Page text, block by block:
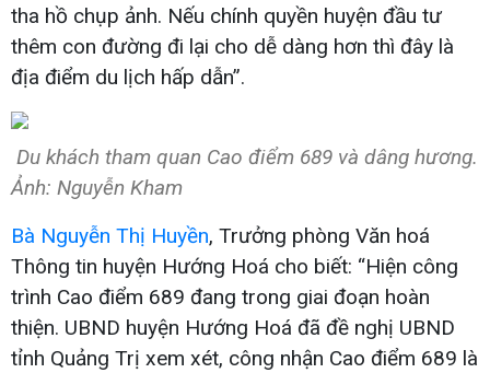
tha hồ chụp ảnh. Nếu chính quyền huyện đầu tư
thêm con đường đi lại cho dễ dàng hơn thì đây là
địa điểm du lịch hấp dẫn”.
Du khách tham quan Cao điểm 689 và dâng hương.
Ảnh: Nguyễn Kham
Bà Nguyễn Thị Huyền, Trưởng phòng Văn hoá
Thông tin huyện Hướng Hoá cho biết: “Hiện công
trình Cao điểm 689 đang trong giai đoạn hoàn
thiện. UBND huyện Hướng Hoá đã đề nghị UBND
tỉnh Quảng Trị xem xét, công nhận Cao điểm 689 là